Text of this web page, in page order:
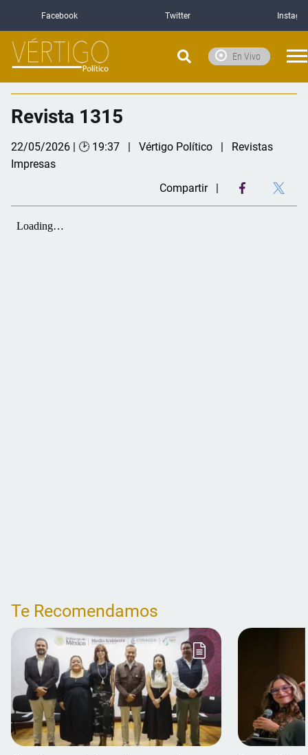
Facebook Twitter
En Vivo
Revista 1315
22/05/2026 | 🕑 19:37 Vértigo Político
Revistas
Impresas
Compartir
Te Recomendamos